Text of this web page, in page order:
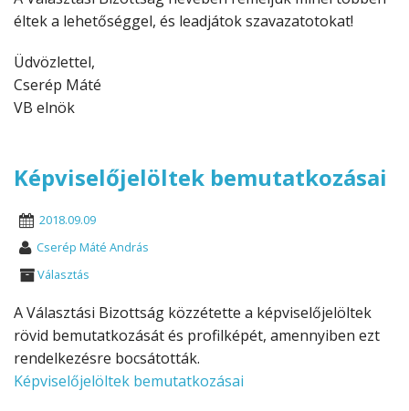
éltek a lehetőséggel, és leadjátok szavazatotokat!
Üdvözlettel,
Cserép Máté
VB elnök
Képviselőjelöltek bemutatkozásai
2018.09.09
Cserép Máté András
Választás
A Választási Bizottság közzétette a képviselőjelöltek
rövid bemutatkozását és profilképét, amennyiben ezt
rendelkezésre bocsátották.
Képviselőjelöltek bemutatkozásai